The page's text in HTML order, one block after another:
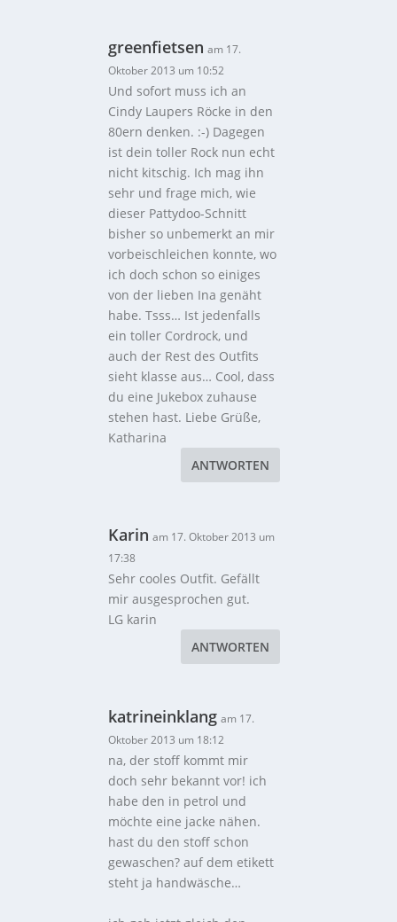
greenfietsen am 17.
Oktober 2013 um 10:52
Und sofort muss ich an
Cindy Laupers Röcke in den
80ern denken. :-) Dagegen
ist dein toller Rock nun echt
nicht kitschig. Ich mag ihn
sehr und frage mich, wie
dieser Pattydoo-Schnitt
bisher so unbemerkt an mir
vorbeischleichen konnte, wo
ich doch schon so einiges
von der lieben Ina genäht
habe. Tsss… Ist jedenfalls
ein toller Cordrock, und
auch der Rest des Outfits
sieht klasse aus… Cool, dass
du eine Jukebox zuhause
stehen hast. Liebe Grüße,
Katharina
ANTWORTEN
Karin am 17. Oktober 2013 um
17:38
Sehr cooles Outfit. Gefällt
mir ausgesprochen gut.
LG karin
ANTWORTEN
katrineinklang am 17.
Oktober 2013 um 18:12
na, der stoff kommt mir
doch sehr bekannt vor! ich
habe den in petrol und
möchte eine jacke nähen.
hast du den stoff schon
gewaschen? auf dem etikett
steht ja handwäsche…